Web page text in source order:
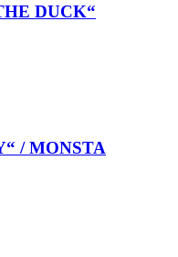
DUCK“
/ MONSTA